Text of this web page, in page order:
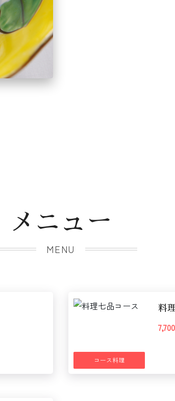
メニュー
MENU
コース料理
料